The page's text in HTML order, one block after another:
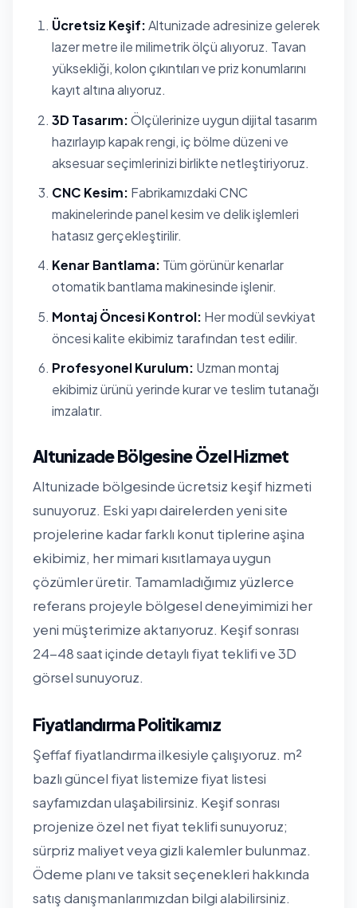
Ücretsiz Keşif:Altunizade adresinize gelerek
lazer metre ile milimetrik ölçü alıyoruz. Tavan
yüksekliği, kolon çıkıntıları ve priz konumlarını
kayıt altına alıyoruz.
3D Tasarım:Ölçülerinize uygun dijital tasarım
hazırlayıp kapak rengi, iç bölme düzeni ve
aksesuar seçimlerinizi birlikte netleştiriyoruz.
CNC Kesim: Fabrikamızdaki CNC
makinelerinde panel kesim ve delik işlemleri
hatasız gerçekleştirilir.
Kenar Bantlama: Tüm görünür kenarlar
otomatik bantlama makinesinde işlenir.
Montaj Öncesi Kontrol: Her modül sevkiyat
öncesi kalite ekibimiz tarafından test edilir.
Profesyonel Kurulum: Uzman montaj
ekibimiz ürünü yerinde kurar ve teslim tutanağı
imzalatır.
Altunizade Bölgesine Özel Hizmet
Altunizade bölgesinde ücretsiz keşif hizmeti
sunuyoruz. Eski yapı dairelerden yeni site
projelerine kadar farklı konut tiplerine aşina
ekibimiz, her mimari kısıtlamaya uygun
çözümler üretir. Tamamladığımız yüzlerce
referans projeyle bölgesel deneyimimizi her
yeni müşterimize aktarıyoruz. Keşif sonrası
24-48 saat içinde detaylı fiyat teklifi ve 3D
görsel sunuyoruz.
Fiyatlandırma Politikamız
Şeffaf fiyatlandırma ilkesiyle çalışıyoruz. m²
bazlı güncel fiyat listemize fiyat listesi
sayfamızdanulaşabilirsiniz. Keşif sonrası
projenize özel net fiyat teklifi sunuyoruz;
sürpriz maliyet veya gizli kalemler bulunmaz.
Ödeme planı ve taksit seçenekleri hakkında
satış danışmanlarımızdan bilgi alabilirsiniz.